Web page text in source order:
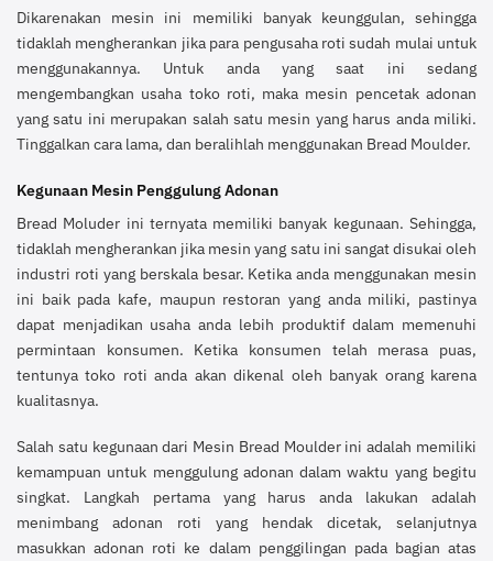
Dikarenakan mesin ini memiliki banyak keunggulan, sehingga
tidaklah mengherankan jika para pengusaha roti sudah mulai untuk
menggunakannya. Untuk anda yang saat ini sedang
mengembangkan usaha toko roti, maka mesin pencetak adonan
yang satu ini merupakan salah satu mesin yang harus anda miliki.
Tinggalkan cara lama, dan beralihlah menggunakan Bread Moulder.
Kegunaan Mesin Penggulung Adonan
Bread Moluder ini ternyata memiliki banyak kegunaan. Sehingga,
tidaklah mengherankan jika mesin yang satu ini sangat disukai oleh
industri roti yang berskala besar. Ketika anda menggunakan mesin
ini baik pada kafe, maupun restoran yang anda miliki, pastinya
dapat menjadikan usaha anda lebih produktif dalam memenuhi
permintaan konsumen. Ketika konsumen telah merasa puas,
tentunya toko roti anda akan dikenal oleh banyak orang karena
kualitasnya.
Salah satu kegunaan dari Mesin Bread Moulder ini adalah memiliki
kemampuan untuk menggulung adonan dalam waktu yang begitu
singkat. Langkah pertama yang harus anda lakukan adalah
menimbang adonan roti yang hendak dicetak, selanjutnya
masukkan adonan roti ke dalam penggilingan pada bagian atas